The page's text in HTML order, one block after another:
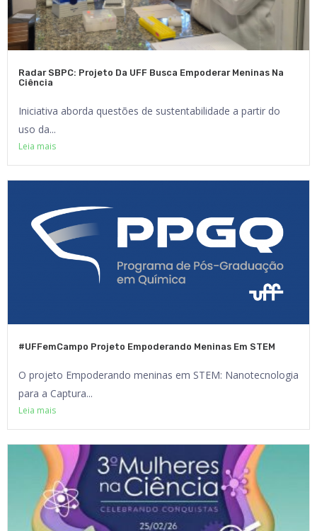
Radar SBPC: Projeto Da UFF Busca Empoderar Meninas Na
Ciência
Iniciativa aborda questões de sustentabilidade a partir do
uso da...
Leia mais
#UFFemCampo Projeto Empoderando Meninas Em STEM
O projeto Empoderando meninas em STEM: Nanotecnologia
para a Captura...
Leia mais